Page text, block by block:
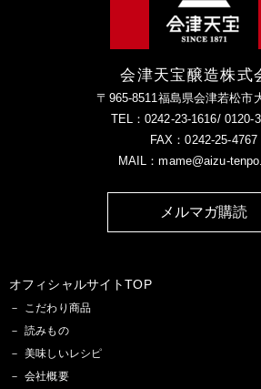
会津天宝醸造株式
〒965-8511福島県会津若松市
TEL：0242-23-1616/ 0120-
FAX：0242-25-4767
MAIL：mame@aizu-
メルマガ購読
オフィシャルサイトTOP
こだわり商品
読みもの
美味しいレシピ
会社概要